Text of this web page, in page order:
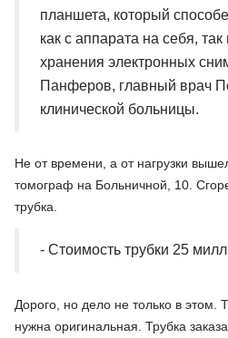
планшета, который
как с аппарата на себя,
хранения электронных
Панферов, главный врач
клинической больницы.
Не от времени, а от нагрузки
томограф на Больничной, 10.
трубка.
- Стоимость трубки 25
Дорого, но дело не только в этом.
нужна оригинальная. Трубка